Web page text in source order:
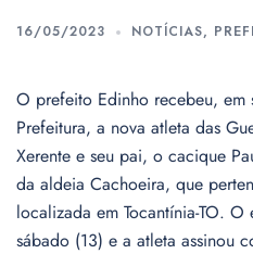
16/05/2023 NOTÍCIAS,
O prefeito Edinho recebeu, em
Prefeitura, a nova atleta das
Xerente e seu pai, o cacique
da aldeia Cachoeira, que
localizada em Tocantínia-TO.
sábado (13) e a atleta assinou